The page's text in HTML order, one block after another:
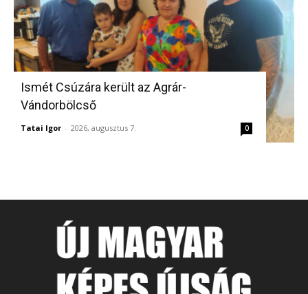
Ismét Csúzára került az Agrár-
Vándorbölcső
Tatai Igor - 2026, augusztus 7. 0